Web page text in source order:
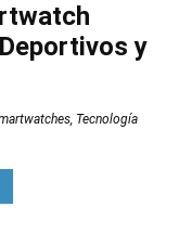
y
, Tecnología